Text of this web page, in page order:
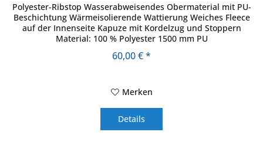
Polyester-Ribstop Wasserabweisendes Obermaterial mit PU-
Beschichtung Wärmeisolierende Wattierung Weiches Fleece
auf der Innenseite Kapuze mit Kordelzug und Stoppern
Material: 100 % Polyester 1500 mm PU
60,00 € *
Merken
Details